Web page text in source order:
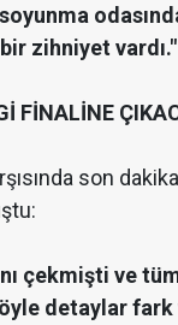
zihniyet vardı."
FİNALİNE
son
çekmişti ve
detaylar fark